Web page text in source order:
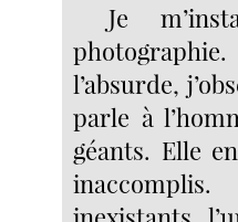
Je
l’absurde,
parle à
géants. Elle